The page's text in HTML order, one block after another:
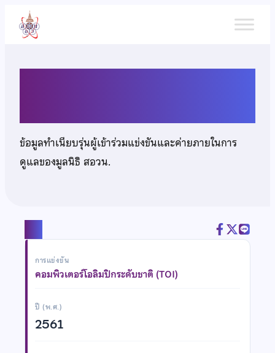
เนื้อหา
ข้อมูลทำเนียบรุ่นผู้เข้าร่วมแข่งขันและค่ายภายในการ
ดูแลของมูลนิธิ สอวน.
การแข่งขัน
คอมพิวเตอร์โอลิมปิกระดับชาติ (TOI)
ปี (พ.ศ.)
2561